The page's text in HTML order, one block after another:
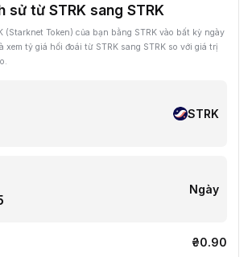
sử từ STRK sang STRK
(Starknet Token) của bạn bằng STRK vào bất kỳ ngày
xem tỷ giá hối đoái từ STRK sang STRK so với giá trị
STRK
Ngày
₴0.90